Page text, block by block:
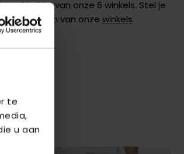
te
u aan
of in één van onze 6 winkels. Stel je
bezoek een van onze winkels.